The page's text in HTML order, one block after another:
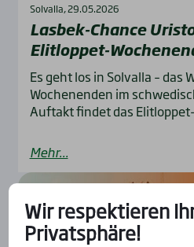
Solvalla, 29.05.2026
Las­bek-Chan­ce
Elit­lop­pet-
Es geht los in Solvalla – das
Wochenenden im
Auftakt findet das
Mehr...
Wir respektieren
Privatsphäre!